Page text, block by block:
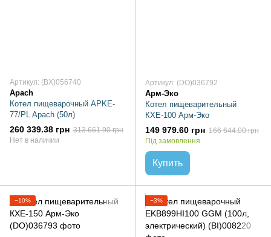
Артикул: (BX)056740
Apach
Котел пищеварочный APKE-
77/PL Apach (50л)
260 339.38 грн 313 661.90 грн
Нет в наличии
Артикул: (DO)036792
Арм-Эко
Котел пищеварительный
КХЕ-100 Арм-Эко
149 979.60 грн 166 644.00 грн
Під замовлення
Купить
−10% −3%